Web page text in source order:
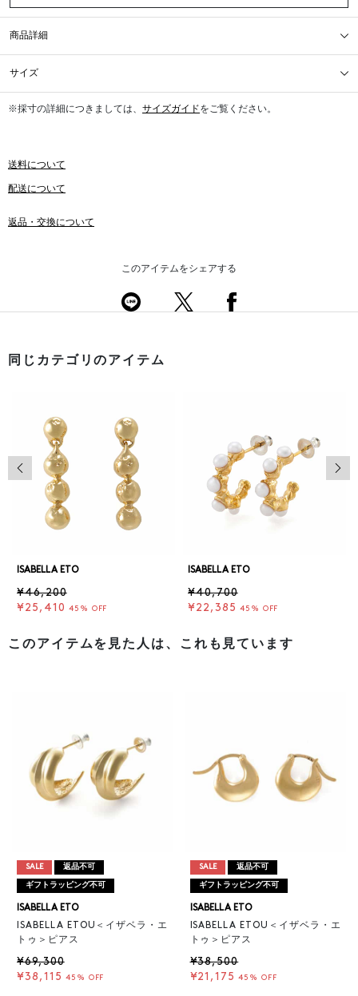
商品詳細
サイズ
※採寸の詳細につきましては、 サイズガイドをご覧ください。
送料について
配送について
返品・交換について
このアイテムをシェアする
同じカテゴリのアイテム
ISABELLA ETO
¥46,200
¥25,410 45% OFF
ISABELLA ETO
¥40,700
¥22,385 45% OFF
前の画像
このアイテムを見た人は、これも見ています
SALE 返品不可
ギフトラッピング不可
ISABELLA ETO
ISABELLA ETOU＜イザベラ・エ
トゥ＞ピアス
¥69,300
¥38,115 45% OFF
SALE 返品不可
ギフトラッピング不可
ISABELLA ETO
ISABELLA ETOU＜イザベラ・エ
トゥ＞ピアス
¥38,500
¥21,175 45% OFF